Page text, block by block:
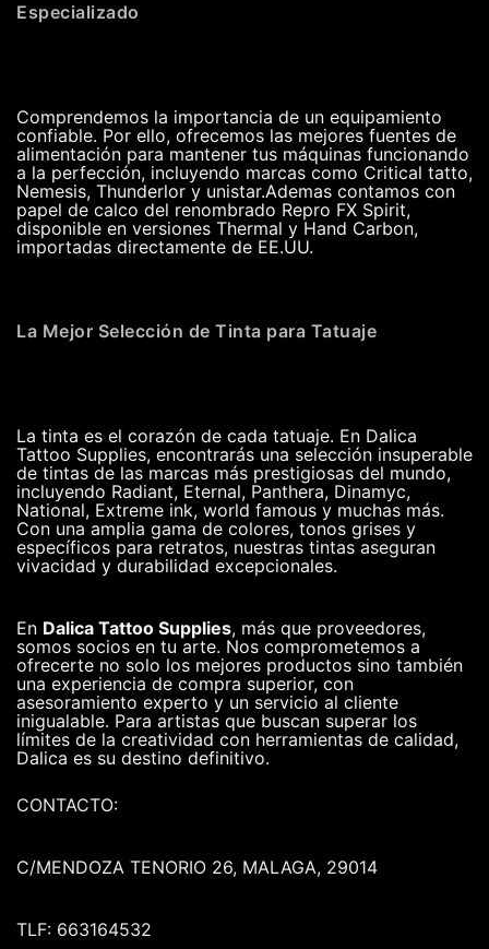
Especializado
Comprendemos la importancia de un equipamiento
confiable. Por ello, ofrecemos las mejores fuentes de
alimentación para mantener tus máquinas funcionando
a la perfección, incluyendo marcas como Critical tatto,
Nemesis, Thunderlor y unistar.Ademas contamos con
papel de calco del renombrado Repro FX Spirit,
disponible en versiones Thermal y Hand Carbon,
importadas directamente de EE.UU.
La Mejor Selección de Tinta para Tatuaje
La tinta es el corazón de cada tatuaje. En Dalica
Tattoo Supplies, encontrarás una selección insuperable
de tintas de las marcas más prestigiosas del mundo,
incluyendo Radiant, Eternal, Panthera, Dinamyc,
National, Extreme ink, world famous y muchas más.
Con una amplia gama de colores, tonos grises y
específicos para retratos, nuestras tintas aseguran
vivacidad y durabilidad excepcionales.
En Dalica Tattoo Supplies, más que proveedores,
somos socios en tu arte. Nos comprometemos a
ofrecerte no solo los mejores productos sino también
una experiencia de compra superior, con
asesoramiento experto y un servicio al cliente
inigualable. Para artistas que buscan superar los
límites de la creatividad con herramientas de calidad,
Dalica es su destino definitivo.
CONTACTO:
C/MENDOZA TENORIO 26, MALAGA, 29014
TLF: 663164532